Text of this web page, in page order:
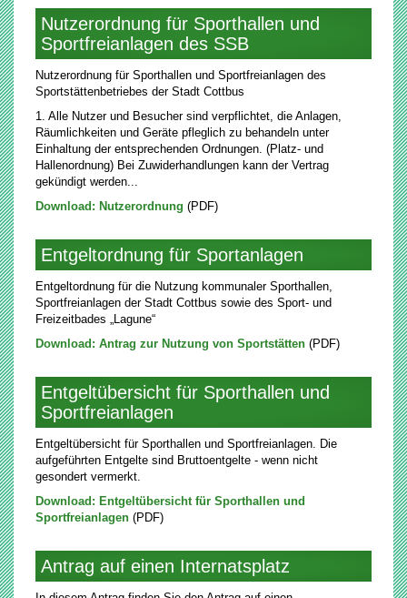
Nutzerordnung für Sporthallen und
Sportfreianlagen des SSB
Nutzerordnung für Sporthallen und Sportfreianlagen des
Sportstättenbetriebes der Stadt Cottbus
1. Alle Nutzer und Besucher sind verpflichtet, die Anlagen,
Räumlichkeiten und Geräte pfleglich zu behandeln unter
Einhaltung der entsprechenden Ordnungen. (Platz- und
Hallenordnung) Bei Zuwiderhandlungen kann der Vertrag
gekündigt werden...
Download: Nutzerordnung (PDF)
Entgeltordnung für Sportanlagen
Entgeltordnung für die Nutzung kommunaler Sporthallen,
Sportfreianlagen der Stadt Cottbus sowie des Sport- und
Freizeitbades „Lagune“
Download: Antrag zur Nutzung von Sportstätten (PDF)
Entgeltübersicht für Sporthallen und
Sportfreianlagen
Entgeltübersicht für Sporthallen und Sportfreianlagen. Die
aufgeführten Entgelte sind Bruttoentgelte - wenn nicht
gesondert vermerkt.
Download: Entgeltübersicht für Sporthallen und
Sportfreianlagen (PDF)
Antrag auf einen Internatsplatz